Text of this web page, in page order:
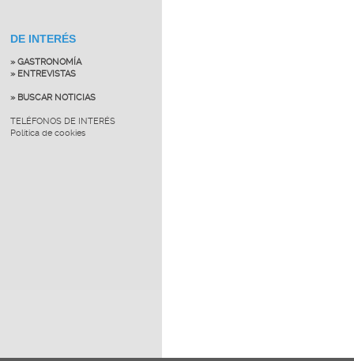
DE INTERÉS
» GASTRONOMÍA
» ENTREVISTAS
» BUSCAR NOTICIAS
TELÉFONOS DE INTERÉS
Política de cookies